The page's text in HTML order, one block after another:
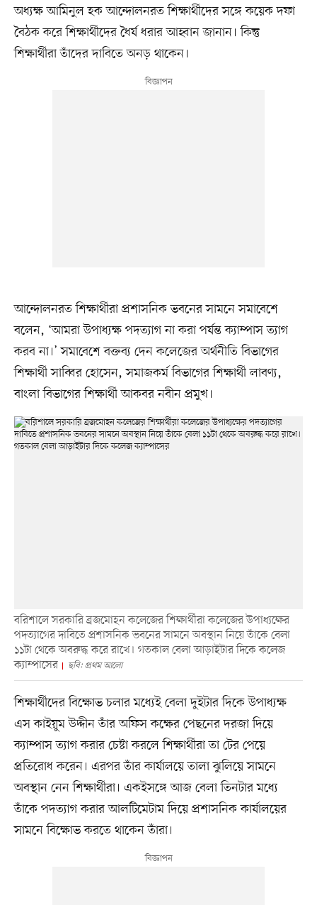
অধ্যক্ষ আমিনুল হক আন্দোলনরত শিক্ষার্থীদের সঙ্গে কয়েক দফা
বৈঠক করে শিক্ষার্থীদের ধৈর্য ধরার আহ্বান জানান। কিন্তু
শিক্ষার্থীরা তাঁদের দাবিতে অনড় থাকেন।
আন্দোলনরত শিক্ষার্থীরা প্রশাসনিক ভবনের সামনে সমাবেশে
বলেন, ‘আমরা উপাধ্যক্ষ পদত্যাগ না করা পর্যন্ত ক্যাম্পাস ত্যাগ
করব না।’ সমাবেশে বক্তব্য দেন কলেজের অর্থনীতি বিভাগের
শিক্ষার্থী সাব্বির হোসেন, সমাজকর্ম বিভাগের শিক্ষার্থী লাবণ্য,
বাংলা বিভাগের শিক্ষার্থী আকবর নবীন প্রমুখ।
বরিশালে সরকারি ব্রজমোহন কলেজের শিক্ষার্থীরা কলেজের উপাধ্যক্ষের
পদত্যাগের দাবিতে প্রশাসনিক ভবনের সামনে অবস্থান নিয়ে তাঁকে বেলা
১১টা থেকে অবরুদ্ধ করে রাখে। গতকাল বেলা আড়াইটার দিকে কলেজ
ক্যাম্পাসের
ছবি: প্রথম আলো
শিক্ষার্থীদের বিক্ষোভ চলার মধ্যেই বেলা দুইটার দিকে উপাধ্যক্ষ
এস কাইয়ুম উদ্দীন তাঁর অফিস কক্ষের পেছনের দরজা দিয়ে
ক্যাম্পাস ত্যাগ করার চেষ্টা করলে শিক্ষার্থীরা তা টের পেয়ে
প্রতিরোধ করেন। এরপর তাঁর কার্যালয়ে তালা ঝুলিয়ে সামনে
অবস্থান নেন শিক্ষার্থীরা। একইসঙ্গে আজ বেলা তিনটার মধ্যে
তাঁকে পদত্যাগ করার আলটিমেটাম দিয়ে প্রশাসনিক কার্যালয়ের
সামনে বিক্ষোভ করতে থাকেন তাঁরা।